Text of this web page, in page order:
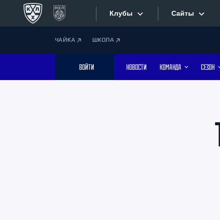
Клубы
Дивизион Боброва
Лада
Сайты
Текстовые
ЧАЙКА ШКОЛА
ВОЙТИ НОВОСТИ КОМАНДА СЕЗОН